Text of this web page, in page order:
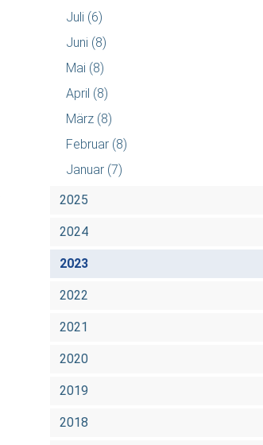
Juli (6)
Juni (8)
Mai (8)
April (8)
März (8)
Februar (8)
Januar (7)
2025
2024
2023
2022
2021
2020
2019
2018